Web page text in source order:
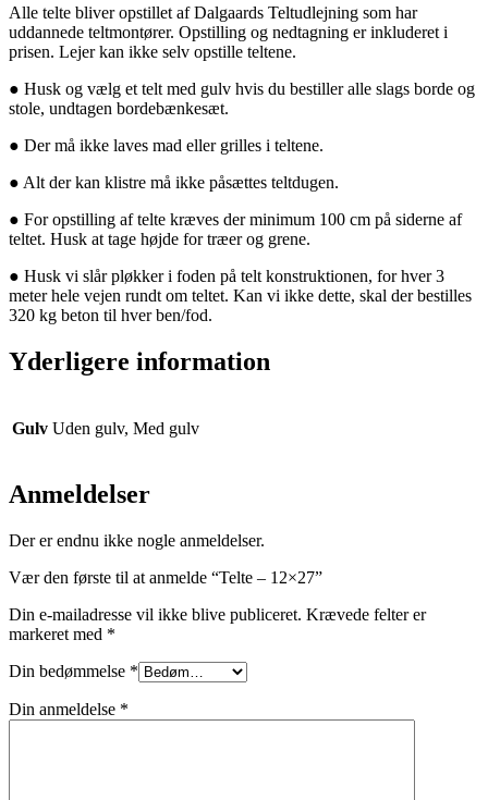
Alle telte bliver opstillet af Dalgaards Teltudlejning som har
uddannede teltmontører. Opstilling og nedtagning er inkluderet i
prisen. Lejer kan ikke selv opstille teltene.
● Husk og vælg et telt med gulv hvis du bestiller alle slags borde og
stole, undtagen bordebænkesæt.
● Der må ikke laves mad eller grilles i teltene.
● Alt der kan klistre må ikke påsættes teltdugen.
● For opstilling af telte kræves der minimum 100 cm på siderne af
teltet. Husk at tage højde for træer og grene.
● Husk vi slår pløkker i foden på telt konstruktionen, for hver 3
meter hele vejen rundt om teltet. Kan vi ikke dette, skal der bestilles
320 kg beton til hver ben/fod.
Yderligere information
Gulv Uden gulv, Med gulv
Anmeldelser
Der er endnu ikke nogle anmeldelser.
Vær den første til at anmelde “Telte – 12×27”
Din e-mailadresse vil ikke blive publiceret. Krævede felter er
markeret med *
Din bedømmelse *
Din anmeldelse *